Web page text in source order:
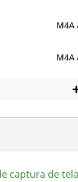
M4A
M4A
captura de tela